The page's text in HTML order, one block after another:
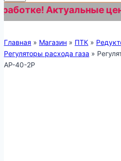
Актуальные цены
Главная » Магазин » ПТК »
Регуляторы расхода газа »
АР-40-2Р